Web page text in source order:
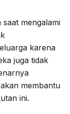
mengalami
karena
juga tidak
membantu
ini.